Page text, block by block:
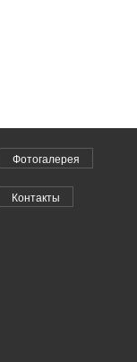
Фотогалерея
Контакты